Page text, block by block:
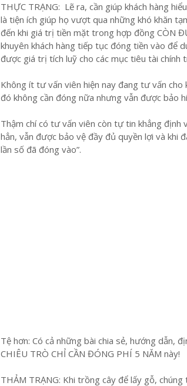
THỰC TRẠNG: Lẽ ra, cần giúp khách hàng
là tiện ích giúp họ vượt qua những khó khăn
đến khi giá trị tiền mặt trong hợp đồng CÒN
khuyên khách hàng tiếp tục đóng tiền vào để
được giá trị tích luỹ cho các mục tiêu tài chính
Không ít tư vấn viên hiện nay đang tư vấn cho
đó không cần đóng nữa nhưng vẫn được bảo
Thậm chí có tư vấn viên còn tự tin khẳng định
hẳn, vẫn được bảo vệ đầy đủ quyền lợi và khi
lần số đã đóng vào”.
Tệ hơn: Có cả những bài chia sẻ, hướng dẫn,
CHIÊU TRÒ CHỈ CẦN ĐÓNG PHÍ 5 NĂM này!
THẢM TRẠNG: Khi trồng cây để lấy gỗ,